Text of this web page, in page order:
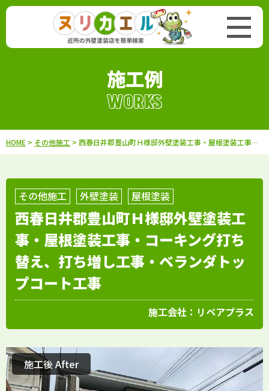
施工例
WORKS
HOME > その他施工 > 西春日井郡豊山町Ｈ様邸外壁塗装工事・屋根塗装工事・コーキング打ち替え、打ち増し工事・ベランダトップコート工事
その他施工 外壁塗装 屋根塗装
西春日井郡豊山町Ｈ様邸外壁塗装工
事・屋根塗装工事・コーキング打ち
替え、打ち増し工事・ベランダトッ
プコート工事
施工会社： リペアプラス
施工後 After